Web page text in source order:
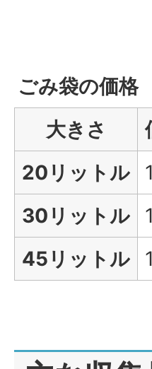
ごみ袋の価格
大きさ
20リットル
30リットル
45リットル